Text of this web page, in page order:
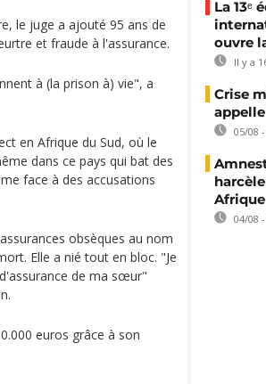
le juge a ajouté 95 ans de
et fraude à l'assurance.
à (la prison à) vie", a
en Afrique du Sud, où le
dans ce pays qui bat des
face à des accusations
obsèques au nom
Elle a nié tout en bloc. "Je
de ma sœur"
euros grâce à son
La 13ᵉ
ouvre
Il y a
Crise
05/08
04/08